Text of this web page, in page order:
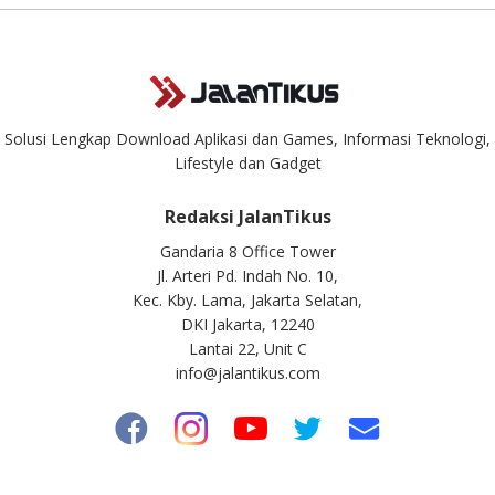
Solusi Lengkap Download Aplikasi dan Games, Informasi Teknologi,
Lifestyle dan Gadget
Redaksi JalanTikus
Gandaria 8 Office Tower
Jl. Arteri Pd. Indah No. 10,
Kec. Kby. Lama, Jakarta Selatan,
DKI Jakarta, 12240
Lantai 22, Unit C
info@jalantikus.com